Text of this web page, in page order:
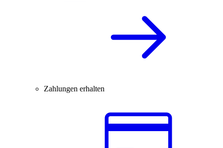
Zahlungen erhalten